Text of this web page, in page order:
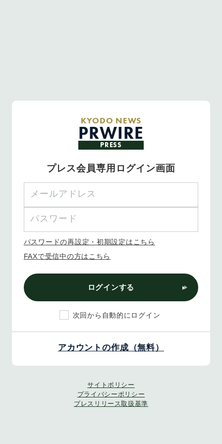
KYODO NEWS
PRWIRE
PRESS
プレス会員専用ログイン画面
パスワードの再設定・初期設定はこちら
FAXで受信中の方はこちら
ログインする
次回から自動的にログイン
アカウントの作成（無料）
サイトポリシー
プライバシーポリシー
プレスリリース取扱基準